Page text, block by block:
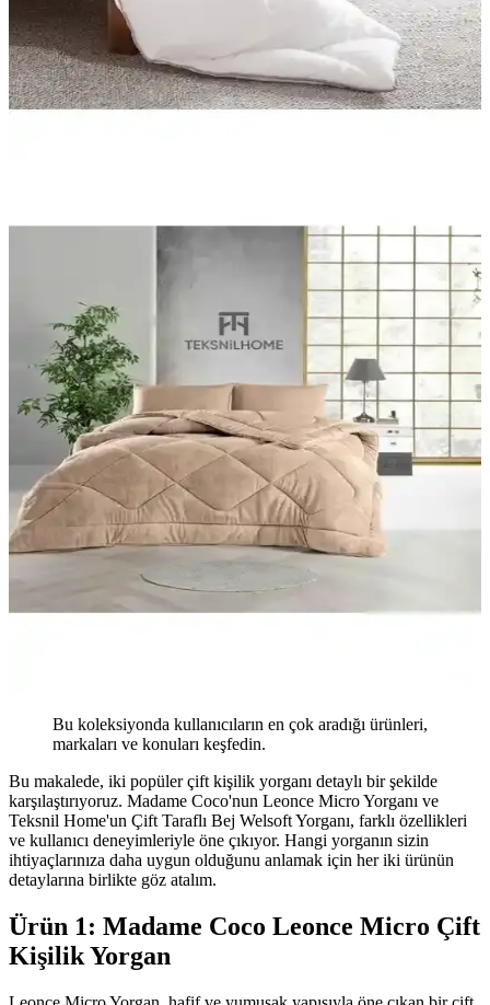
Bu koleksiyonda kullanıcıların en çok aradığı ürünleri,
markaları ve konuları keşfedin.
Bu makalede, iki popüler çift kişilik yorganı detaylı bir şekilde
karşılaştırıyoruz. Madame Coco'nun Leonce Micro Yorganı ve
Teksnil Home'un Çift Taraflı Bej Welsoft Yorganı, farklı özellikleri
ve kullanıcı deneyimleriyle öne çıkıyor. Hangi yorganın sizin
ihtiyaçlarınıza daha uygun olduğunu anlamak için her iki ürünün
detaylarına birlikte göz atalım.
Ürün 1: Madame Coco Leonce Micro Çift
Kişilik Yorgan